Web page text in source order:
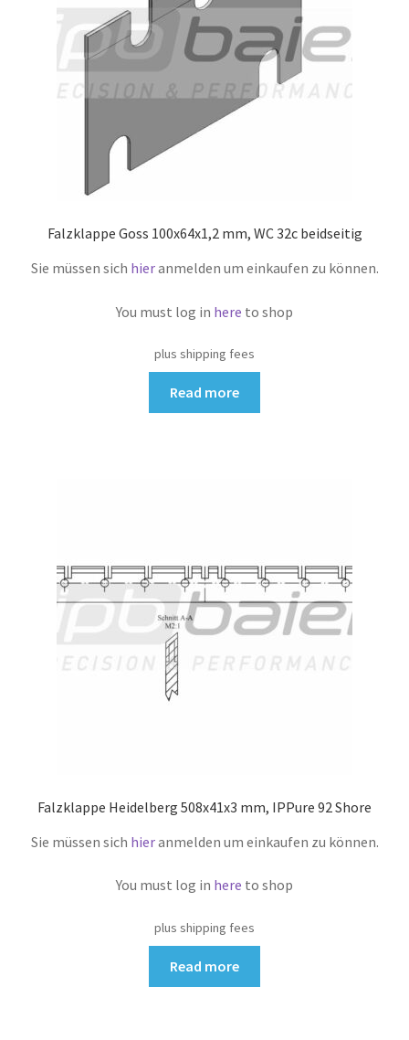
Falzklappe Goss 100x64x1,2 mm, WC 32c beidseitig
Sie müssen sich hieranmelden um einkaufen zu können.
You must log in here to shop
plus shipping fees
Read more
Falzklappe Heidelberg 508x41x3 mm, IPPure 92 Shore
Sie müssen sich hieranmelden um einkaufen zu können.
You must log in here to shop
plus shipping fees
Read more